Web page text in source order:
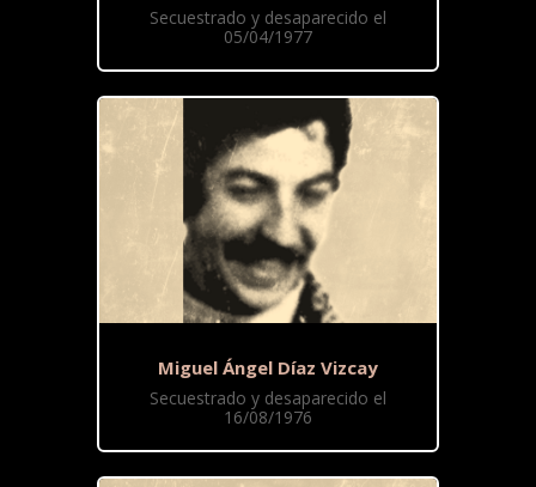
Secuestrado y desaparecido el
05/04/1977
Miguel Ángel Díaz Vizcay
Secuestrado y desaparecido el
16/08/1976